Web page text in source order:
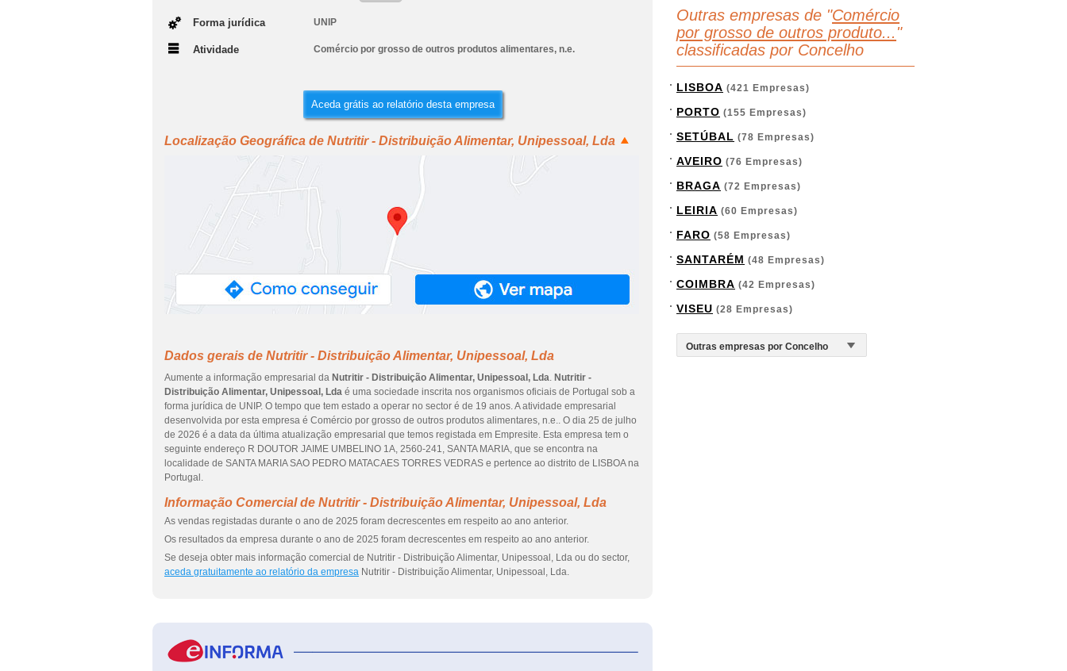
Forma jurídica UNIP
Atividade Comércio por grosso de outros produtos alimentares, n.e.
Aceda grátis ao relatório desta empresa
Localização Geográfica de Nutritir - Distribuição Alimentar, Unipessoal, Lda
Dados gerais de Nutritir - Distribuição Alimentar, Unipessoal, Lda
Aumente a informação empresarial da Nutritir - Distribuição Alimentar, Unipessoal, Lda. Nutritir -
Distribuição Alimentar, Unipessoal, Lda é uma sociedade inscrita nos organismos oficiais de Portugal sob a
forma jurídica de UNIP. O tempo que tem estado a operar no sector é de 19 anos. A atividade empresarial
desenvolvida por esta empresa é Comércio por grosso de outros produtos alimentares, n.e.. O dia 25 de julho
de 2026 é a data da última atualização empresarial que temos registada em Empresite. Esta empresa tem o
seguinte endereço R DOUTOR JAIME UMBELINO 1A, 2560-241, SANTA MARIA, que se encontra na
localidade de SANTA MARIA SAO PEDRO MATACAES TORRES VEDRAS e pertence ao distrito de LISBOA na
Portugal.
Informação Comercial de Nutritir - Distribuição Alimentar, Unipessoal, Lda
As vendas registadas durante o ano de 2025 foram decrescentes em respeito ao ano anterior.
Os resultados da empresa durante o ano de 2025 foram decrescentes em respeito ao ano anterior.
Se deseja obter mais informação comercial de Nutritir - Distribuição Alimentar, Unipessoal, Lda ou do sector,
aceda gratuitamente ao relatório da empresa Nutritir - Distribuição Alimentar, Unipessoal, Lda.
Outras empresas de "Comércio
por grosso de outros produto... "
classificadas por Concelho
LISBOA (421 Empresas)
PORTO (155 Empresas)
SETÚBAL (78 Empresas)
AVEIRO (76 Empresas)
BRAGA (72 Empresas)
LEIRIA (60 Empresas)
FARO (58 Empresas)
SANTARÉM (48 Empresas)
COIMBRA (42 Empresas)
VISEU (28 Empresas)